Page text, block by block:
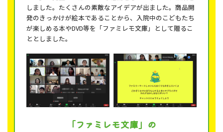
しました。たくさんの素敵なアイデアが出ました。商品開
発のきっかけが絵本であることから、入院中のこどもたち
が楽しめる本やDVD等を「ファミレモ文庫」として贈るこ
ととしました。
「ファミレモ文庫」の